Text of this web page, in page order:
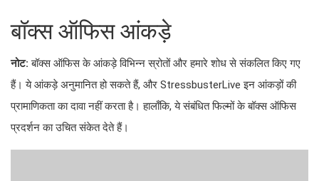
बॉक्स ऑफिस आंकड़े
नोट: बॉक्स ऑफिस के आंकड़े विभिन्न स्रोतों और हमारे शोध से संकलित किए गए
हैं। ये आंकड़े अनुमानित हो सकते हैं, और StressbusterLive इन आंकड़ों की
प्रामाणिकता का दावा नहीं करता है। हालाँकि, ये संबंधित फिल्मों के बॉक्स ऑफिस
प्रदर्शन का उचित संकेत देते हैं।